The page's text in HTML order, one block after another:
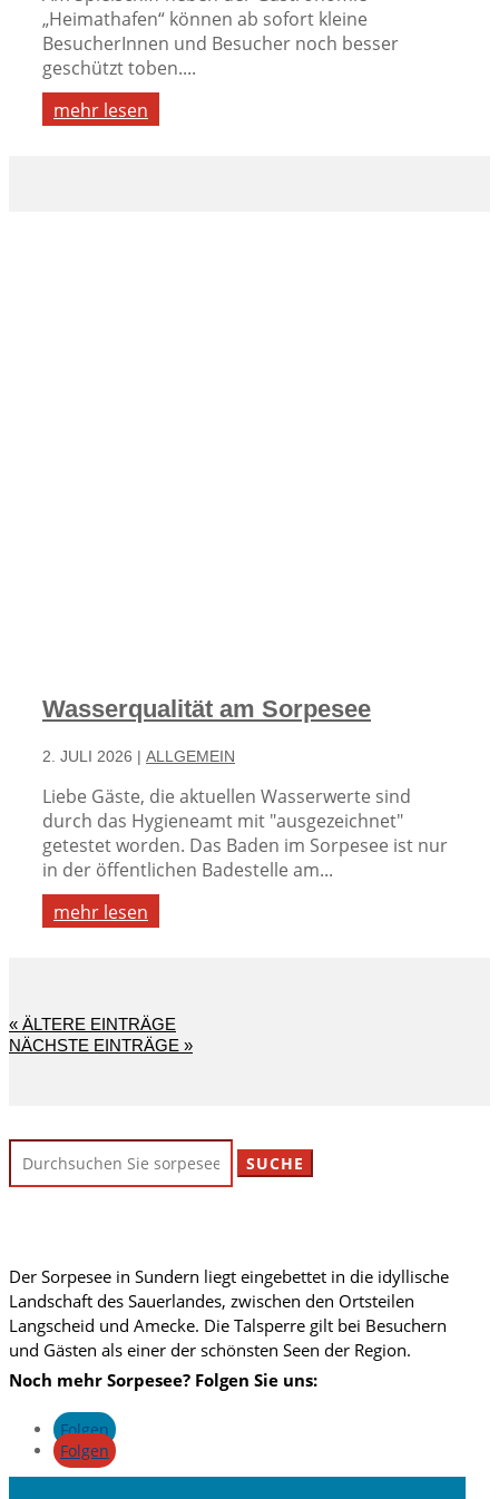
„Heimathafen“ können ab sofort kleine
BesucherInnen und Besucher noch besser
geschützt toben....
mehr lesen
Wasserqualität am Sorpesee
2. JULI 2026 | ALLGEMEIN
Liebe Gäste, die aktuellen Wasserwerte sind
durch das Hygieneamt mit "ausgezeichnet"
getestet worden. Das Baden im Sorpesee ist nur
in der öffentlichen Badestelle am...
mehr lesen
« ÄLTERE EINTRÄGE
NÄCHSTE EINTRÄGE »
Suchen
nach:
Der Sorpesee in Sundern liegt eingebettet in die idyllische
Landschaft des Sauerlandes, zwischen den Ortsteilen
Langscheid und Amecke. Die Talsperre gilt bei Besuchern
und Gästen als einer der schönsten Seen der Region.
Noch mehr Sorpesee? Folgen Sie uns:
Folgen
Folgen